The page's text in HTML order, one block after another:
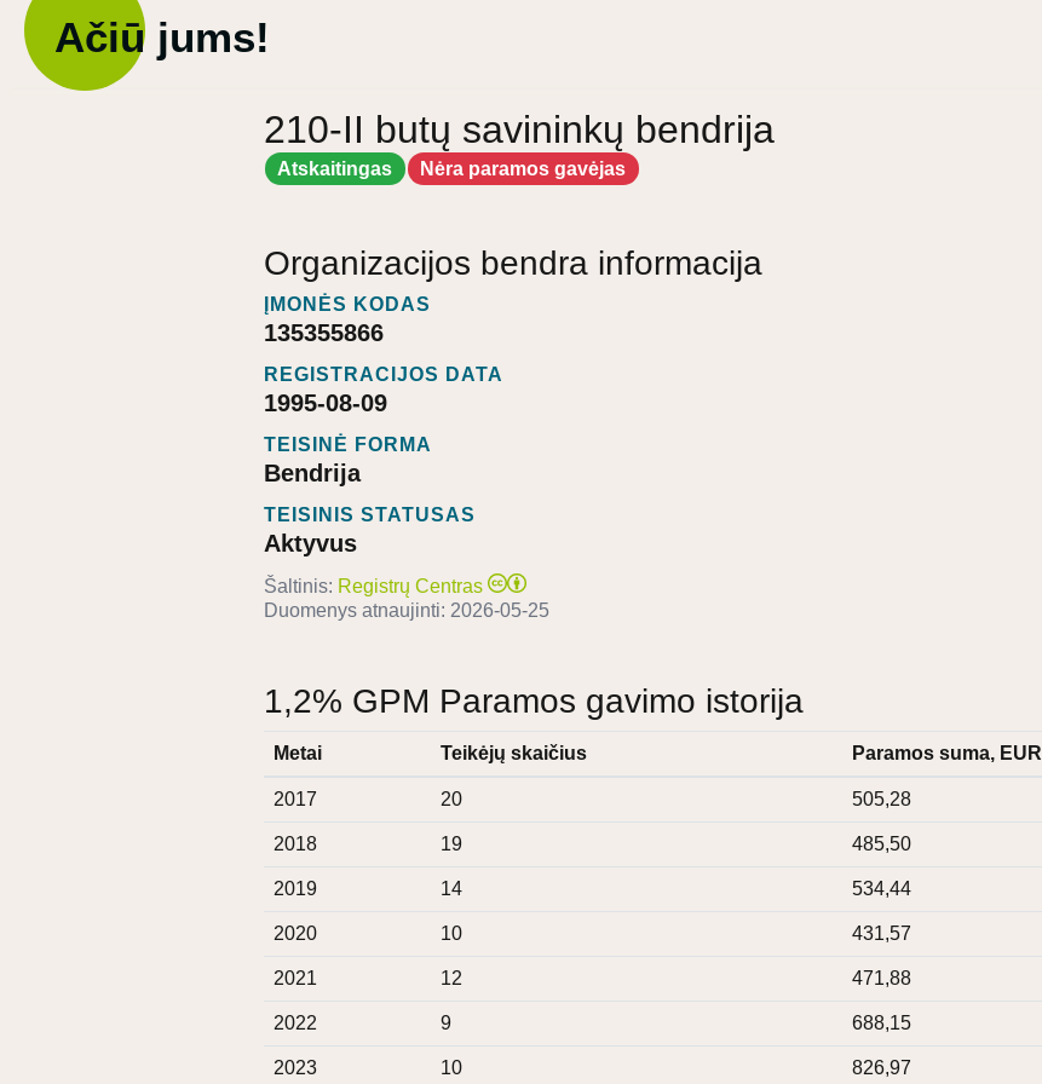
Ačiū jums!
210-II butų savininkų bendrija
Atskaitingas Nėra paramos gavėjas
Organizacijos bendra informacija
ĮMONĖS KODAS
135355866
REGISTRACIJOS DATA
1995-08-09
TEISINĖ FORMA
Bendrija
TEISINIS STATUSAS
Aktyvus
Šaltinis: Registrų Centras
Duomenys atnaujinti: 2026-05-25
1,2% GPM Paramos gavimo istorija
Metai Teikėjų skaičius Paramos suma, EUR
2017 20 505,28
2018 19 485,50
2019 14 534,44
2020 10 431,57
2021 12 471,88
2022 9 688,15
2023 10 826,97